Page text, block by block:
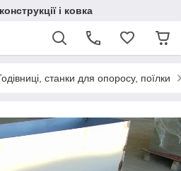
і ковка
станки для опоросу, поїлки